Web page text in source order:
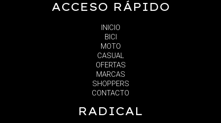
ACCESO RÁPIDO
INICIO
BICI
MOTO
CASUAL
OFERTAS
MARCAS
SHOPPERS
CONTACTO
RADICAL